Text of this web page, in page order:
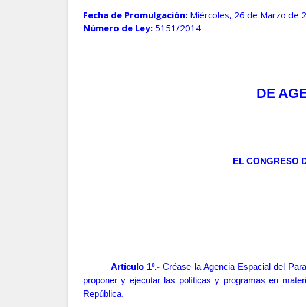
Fecha de Promulgación: Miércoles, 26 de Marzo de
Número de Ley:5151/2014
DE
EL CONGRESO
Artículo 1º.-Créase la Agencia Espacial del
proponer y ejecutar las políticas y programas en
República.